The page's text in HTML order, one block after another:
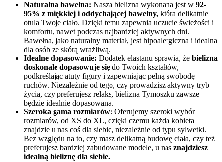
Naturalna bawełna: Nasza bielizna wykonana jest w 92-
95% z miękkiej i oddychającej bawełny, która delikatnie
otula Twoje ciało. Dzięki temu zapewnia uczucie świeżości i
komfortu, nawet podczas najbardziej aktywnych dni.
Bawełna, jako naturalny materiał, jest hipoalergiczna i idealna
dla osób ze skórą wrażliwą.
Idealne dopasowanie: Dodatek elastanu sprawia, że bielizna
doskonale dopasowuje się do Twoich kształtów,
podkreślając atuty figury i zapewniając pełną swobodę
ruchów. Niezależnie od tego, czy prowadzisz aktywny tryb
życia, czy preferujesz relaks, bielizna Tymoszku zawsze
będzie idealnie dopasowana.
Szeroka gama rozmiarów: Oferujemy szeroki wybór
rozmiarów, od XS do XL, dzięki czemu każda kobieta
znajdzie u nas coś dla siebie, niezależnie od typu sylwetki.
Bez względu na to, czy masz delikatną budowę ciała, czy też
preferujesz bardziej zabudowane modele, u nas znajdziesz
idealną bieliznę dla siebie.